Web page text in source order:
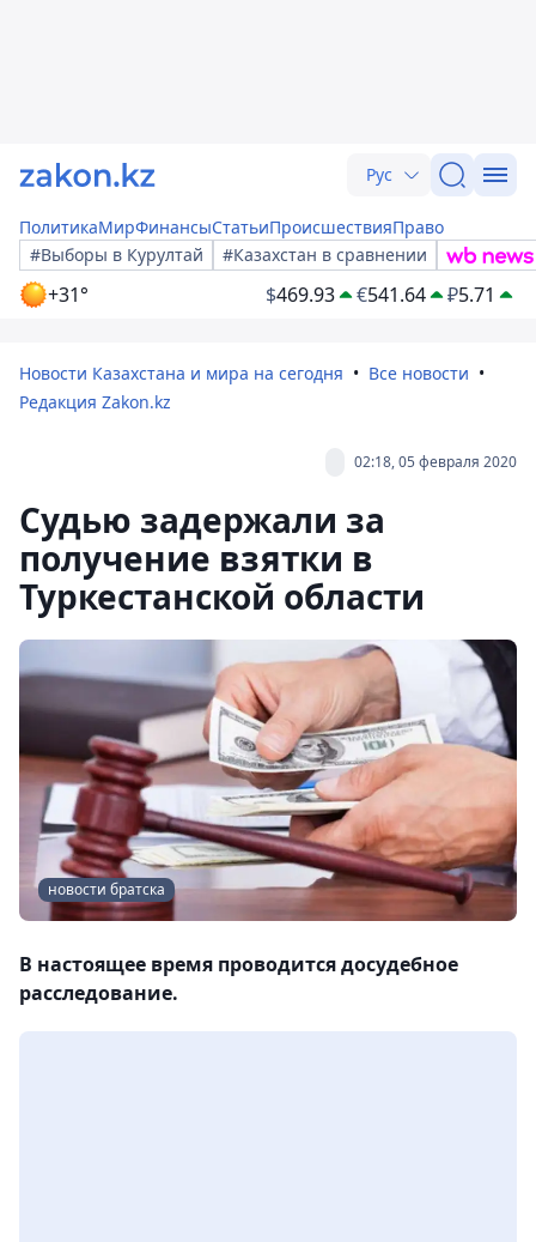
Рус
ПолитикаМирФинансыСтатьиПроисшествияПраво
#Выборы в Курултай
#Казахстан в сравнении
+31° $469.93 €541.64 ₽5.71
Новости Казахстана и мира на сегодня
Все новости
Редакция Zakon.kz
02:18, 05 февраля 2020
Судью задержали за
получение взятки в
Туркестанской области
новости братска
В настоящее время проводится досудебное
расследование.